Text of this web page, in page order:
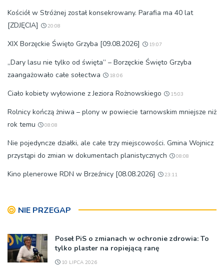
Kościół w Stróżnej został konsekrowany. Parafia ma 40 lat
[ZDJĘCIA]
20:08
XIX Borzęckie Święto Grzyba [09.08.2026] 19:07
„Dary lasu nie tylko od święta” – Borzęckie Święto Grzyba
zaangażowało całe sołectwa
18:06
Ciało kobiety wyłowione z Jeziora Rożnowskiego 15:03
Rolnicy kończą żniwa – plony w powiecie tarnowskim mniejsze niż
rok temu
08:08
Nie pojedyncze działki, ale całe trzy miejscowości. Gmina Wojnicz
przystąpi do zmian w dokumentach planistycznych
08:08
Kino plenerowe RDN w Brzeźnicy [08.08.2026] 23:11
NIE PRZEGAP
Poseł PiS o zmianach w ochronie zdrowia: To
tylko plaster na ropiejącą ranę
10 LIPCA 2026